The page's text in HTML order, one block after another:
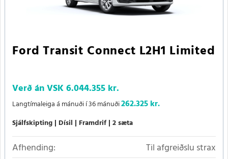
Ford Transit Connect L2H1 Limited
Verð án VSK6.044.355 kr.
Langtímaleiga á mánuði í 36 mánuði262.325 kr.
Sjálfskipting Dísil Framdrif 2 sæta
Afhending:
Til afgreiðslu strax